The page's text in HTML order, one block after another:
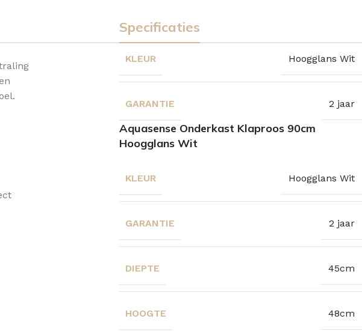
Specificaties
KLEUR Hoogglans Wit
GARANTIE 2 jaar
Aquasense Onderkast Klaproos 90cm
Hoogglans Wit
KLEUR Hoogglans Wit
GARANTIE 2 jaar
DIEPTE 45cm
HOOGTE 48cm